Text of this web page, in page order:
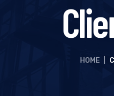
HOME